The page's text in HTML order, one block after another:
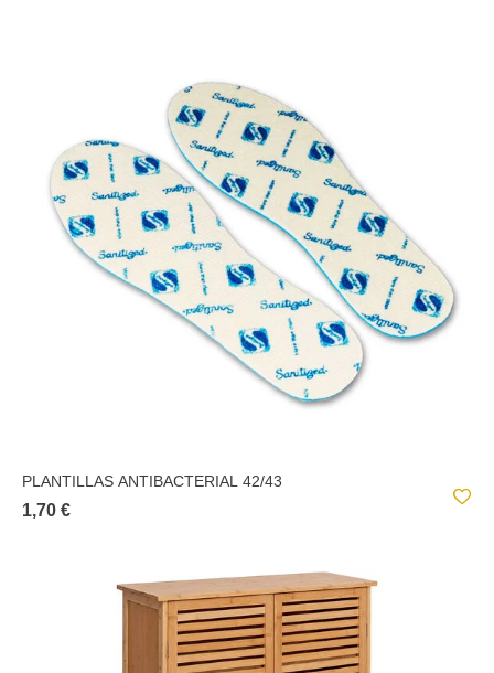
PLANTILLAS ANTIBACTERIAL 42/43
1,70 €